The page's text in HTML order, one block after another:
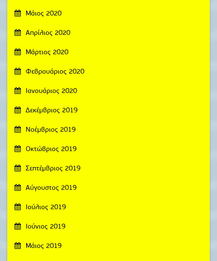
Μάιος 2020
Απρίλιος 2020
Μάρτιος 2020
Φεβρουάριος 2020
Ιανουάριος 2020
Δεκέμβριος 2019
Νοέμβριος 2019
Οκτώβριος 2019
Σεπτέμβριος 2019
Αύγουστος 2019
Ιούλιος 2019
Ιούνιος 2019
Μάιος 2019